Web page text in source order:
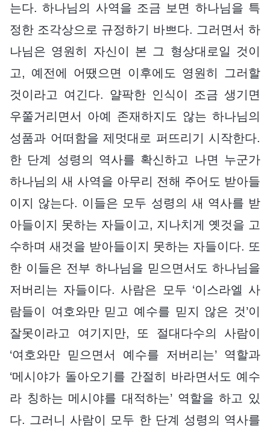
는다. 하나님의 사역을 조금 보면 하나님을 특
정한 조각상으로 규정하기 바쁘다. 그러면서 하
나님은 영원히 자신이 본 그 형상대로일 것이
고, 예전에 어땠으면 이후에도 영원히 그러할
것이라고 여긴다. 얄팍한 인식이 조금 생기면
우쭐거리면서 아예 존재하지도 않는 하나님의
성품과 어떠함을 제멋대로 퍼뜨리기 시작한다.
한 단계 성령의 역사를 확신하고 나면 누군가
하나님의 새 사역을 아무리 전해 주어도 받아들
이지 않는다. 이들은 모두 성령의 새 역사를 받
아들이지 못하는 자들이고, 지나치게 옛것을 고
수하며 새것을 받아들이지 못하는 자들이다. 또
한 이들은 전부 하나님을 믿으면서도 하나님을
저버리는 자들이다. 사람은 모두 ‘이스라엘 사
람들이 여호와만 믿고 예수를 믿지 않은 것’이
잘못이라고 여기지만, 또 절대다수의 사람이
‘여호와만 믿으면서 예수를 저버리는’ 역할과
‘메시야가 돌아오기를 간절히 바라면서도 예수
라 칭하는 메시야를 대적하는’ 역할을 하고 있
다. 그러니 사람이 모두 한 단계 성령의 역사를